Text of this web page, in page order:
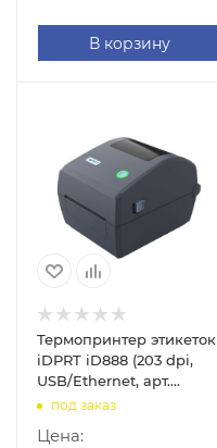
В корзину
Термопринтер этикеток
iDPRT iD888 (203 dpi,
USB/Ethernet, арт.
100601729)
под заказ
Цена: